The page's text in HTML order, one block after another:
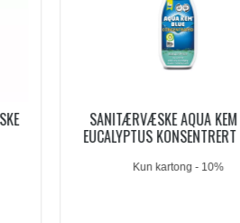
SANITÆRVÆSKE AQUA KEM
EUCALYPTUS KONSENTRERT
Kun kartong - 10%